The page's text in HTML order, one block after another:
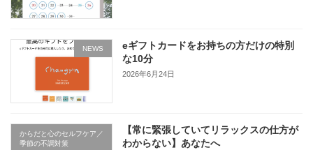
NEWS
eギフトカードをお持ちの方だけの特別
な10分
2026年6月24日
からだと心のセルフケア／
季節の不調対策
【常に緊張していてリラックスの仕方が
わからない】あなたへ